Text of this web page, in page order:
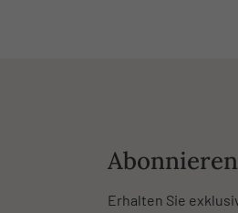
Erhalten Sie